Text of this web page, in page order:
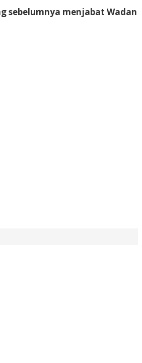
sebelumnya menjabat Wadan